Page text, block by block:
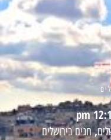
12:10
,חגים בירושלים